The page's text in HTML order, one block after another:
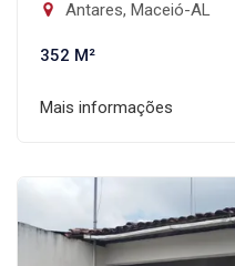
Antares, Maceió-AL
352 M²
Mais informações